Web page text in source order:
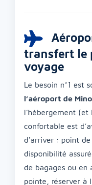
transfert le
voyage
Le besoin n°1 est
l’aéroport de
l’hébergement
confortable est
d’arriver : point
disponibilité
de bagages ou en
pointe, réserver à